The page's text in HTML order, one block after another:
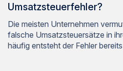
Umsatzsteuerfehler?
Die meisten Unternehmen
falsche Umsatzsteuersätze in
häufig entsteht der Fehler